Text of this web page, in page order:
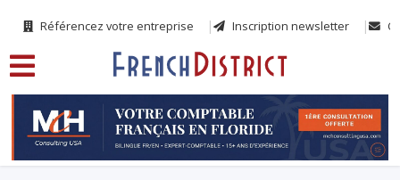
Référencez votre entreprise Inscription newsletter